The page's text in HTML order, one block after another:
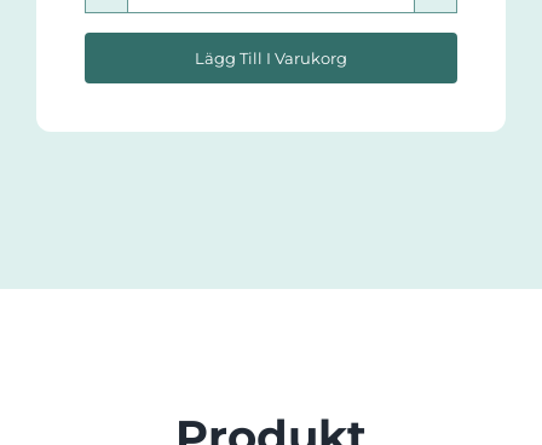
mängd
Lägg Till I Varukorg